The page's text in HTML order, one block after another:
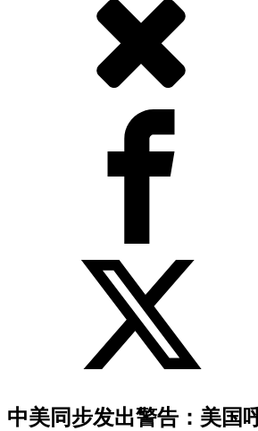
中美同步发出警告：美国